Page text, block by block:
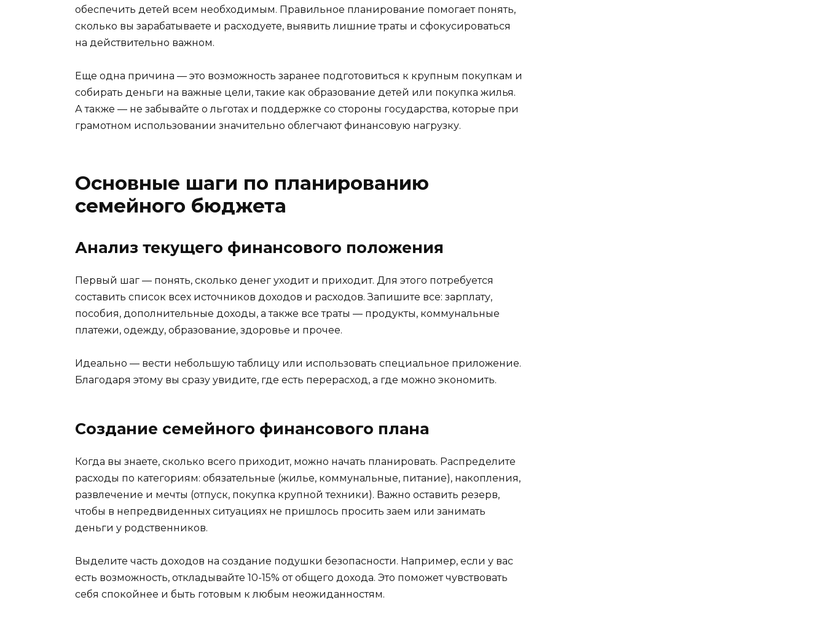
обеспечить детей всем необходимым. Правильное планирование помогает понять,
сколько вы зарабатываете и расходуете, выявить лишние траты и сфокусироваться
на действительно важном.
Еще одна причина — это возможность заранее подготовиться к крупным покупкам и
собирать деньги на важные цели, такие как образование детей или покупка жилья.
А также — не забывайте о льготах и поддержке со стороны государства, которые при
грамотном использовании значительно облегчают финансовую нагрузку.
Основные шаги по планированию
семейного бюджета
Анализ текущего финансового положения
Первый шаг — понять, сколько денег уходит и приходит. Для этого потребуется
составить список всех источников доходов и расходов. Запишите все: зарплату,
пособия, дополнительные доходы, а также все траты — продукты, коммунальные
платежи, одежду, образование, здоровье и прочее.
Идеально — вести небольшую таблицу или использовать специальное приложение.
Благодаря этому вы сразу увидите, где есть перерасход, а где можно экономить.
Создание семейного финансового плана
Когда вы знаете, сколько всего приходит, можно начать планировать. Распределите
расходы по категориям: обязательные (жилье, коммунальные, питание), накопления,
развлечение и мечты (отпуск, покупка крупной техники). Важно оставить резерв,
чтобы в непредвиденных ситуациях не пришлось просить заем или занимать
деньги у родственников.
Выделите часть доходов на создание подушки безопасности. Например, если у вас
есть возможность, откладывайте 10-15% от общего дохода. Это поможет чувствовать
себя спокойнее и быть готовым к любым неожиданностям.